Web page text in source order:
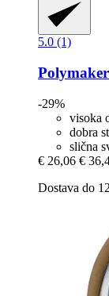
5.0 (1)
Polymaker
-29%
visoka
dobra
slična
€ 26,06 €
Dostava do